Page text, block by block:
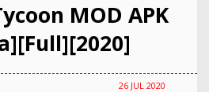
MOD APK
26 JUL 2020